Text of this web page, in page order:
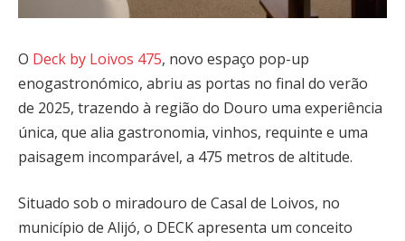
O Deck by Loivos 475, novo espaço pop-up
enogastronómico, abriu as portas no final do verão
de 2025, trazendo à região do Douro uma experiência
única, que alia gastronomia, vinhos, requinte e uma
paisagem incomparável, a 475 metros de altitude.
Situado sob o miradouro de Casal de Loivos, no
município de Alijó, o DECK apresenta um conceito